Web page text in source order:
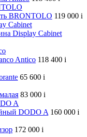
BRONTOLO 119 000 i
Display Cabinet
Antico 118 400 i
65 600 i
83 000 i
DODO A 160 000 i
172 000 i